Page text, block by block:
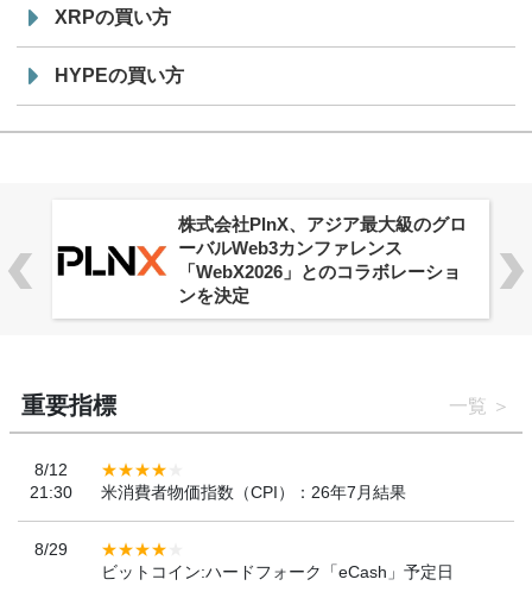
XRPの買い方
HYPEの買い方
株式会社PlnX、アジア最大級のグロ
ーバルWeb3カンファレンス
「WebX2026」とのコラボレーショ
ンを決定
重要指標 一覧
8/12
21:30
米消費者物価指数（CPI）：26年7月結果
8/29
ビットコイン:ハードフォーク「eCash」予定日